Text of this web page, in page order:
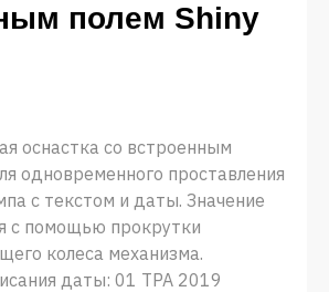
полем Shiny
оснастка со встроенным
одновременного проставления
с текстом и даты. Значение
с помощью прокрутки
колеса механизма.
даты: 01 ТРА 2019